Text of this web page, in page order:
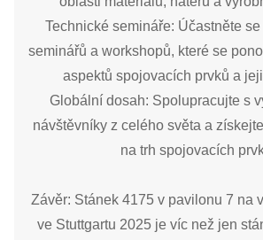
Technické semináře: Účastněte
seminářů a workshopů, které se
aspektů spojovacích prvků a
Globální dosah: Spolupracujte s
návštěvníky z celého světa a
na trh spojovacích
Závěr: Stánek 4175 v pavilonu 7 na
ve Stuttgartu 2025 je víc než jen